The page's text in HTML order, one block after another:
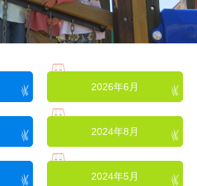
2026年6月
2024年8月
2024年5月